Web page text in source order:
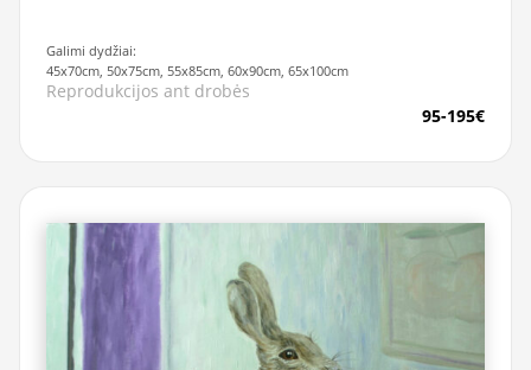
Galimi dydžiai:
45x70cm, 50x75cm, 55x85cm, 60x90cm, 65x100cm
Reprodukcijos ant drobės
95-195€